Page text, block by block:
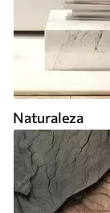
Naturaleza